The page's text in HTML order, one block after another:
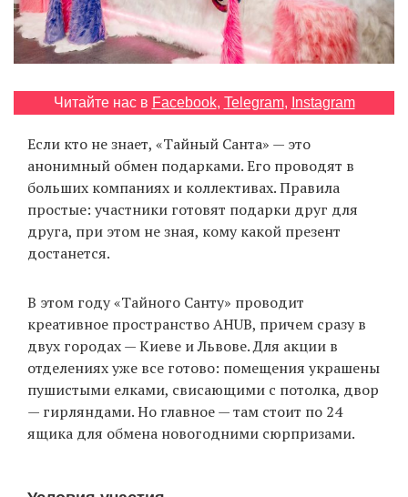
EN
UA
Читайте нас в Facebook, Telegram, Instagram
Если кто не знает, «Тайный Санта» — это
анонимный обмен подарками. Его проводят в
больших компаниях и коллективах. Правила
простые: участники готовят подарки друг для
друга, при этом не зная, кому какой презент
достанется.
В этом году «Тайного Санту» проводит
креативное пространство AHUB, причем сразу в
двух городах — Киеве и Львове. Для акции в
отделениях уже все готово: помещения украшены
пушистыми елками, свисающими с потолка, двор
— гирляндами. Но главное — там стоит по 24
ящика для обмена новогодними сюрпризами.